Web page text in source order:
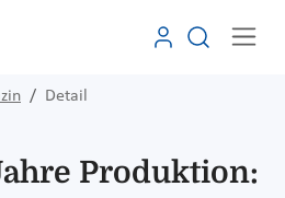
Detail
Produktion: